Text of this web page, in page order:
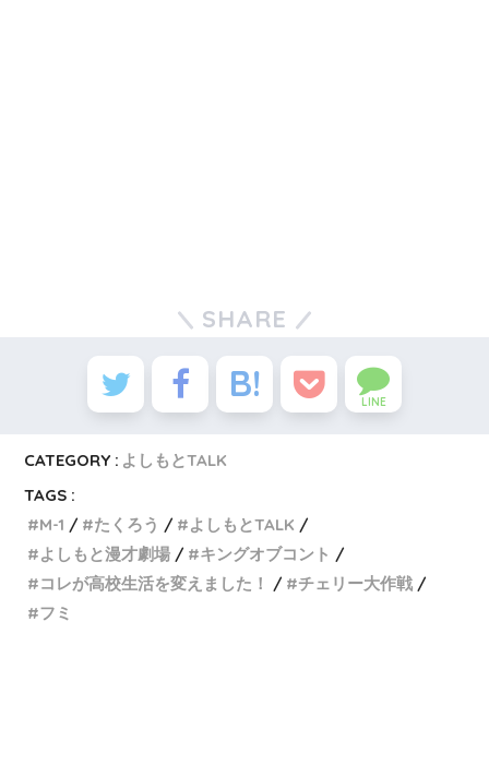
SHARE
LINE
CATEGORY : よしもとTALK
TAGS :
M-1
たくろう
よしもとTALK
よしもと漫才劇場
キングオブコント
コレが高校生活を変えました！
チェリー大作戦
フミ